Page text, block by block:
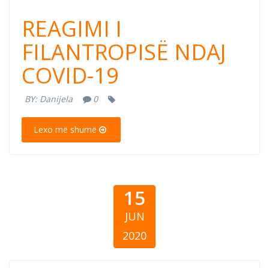
REAGIMI I
FILANTROPISË
NDAJ COVID-19
REAGIMI I
FILANTROPISË NDAJ
COVID-19
BY: Danijela 0
Lexo më shumë
15
JUN
2020